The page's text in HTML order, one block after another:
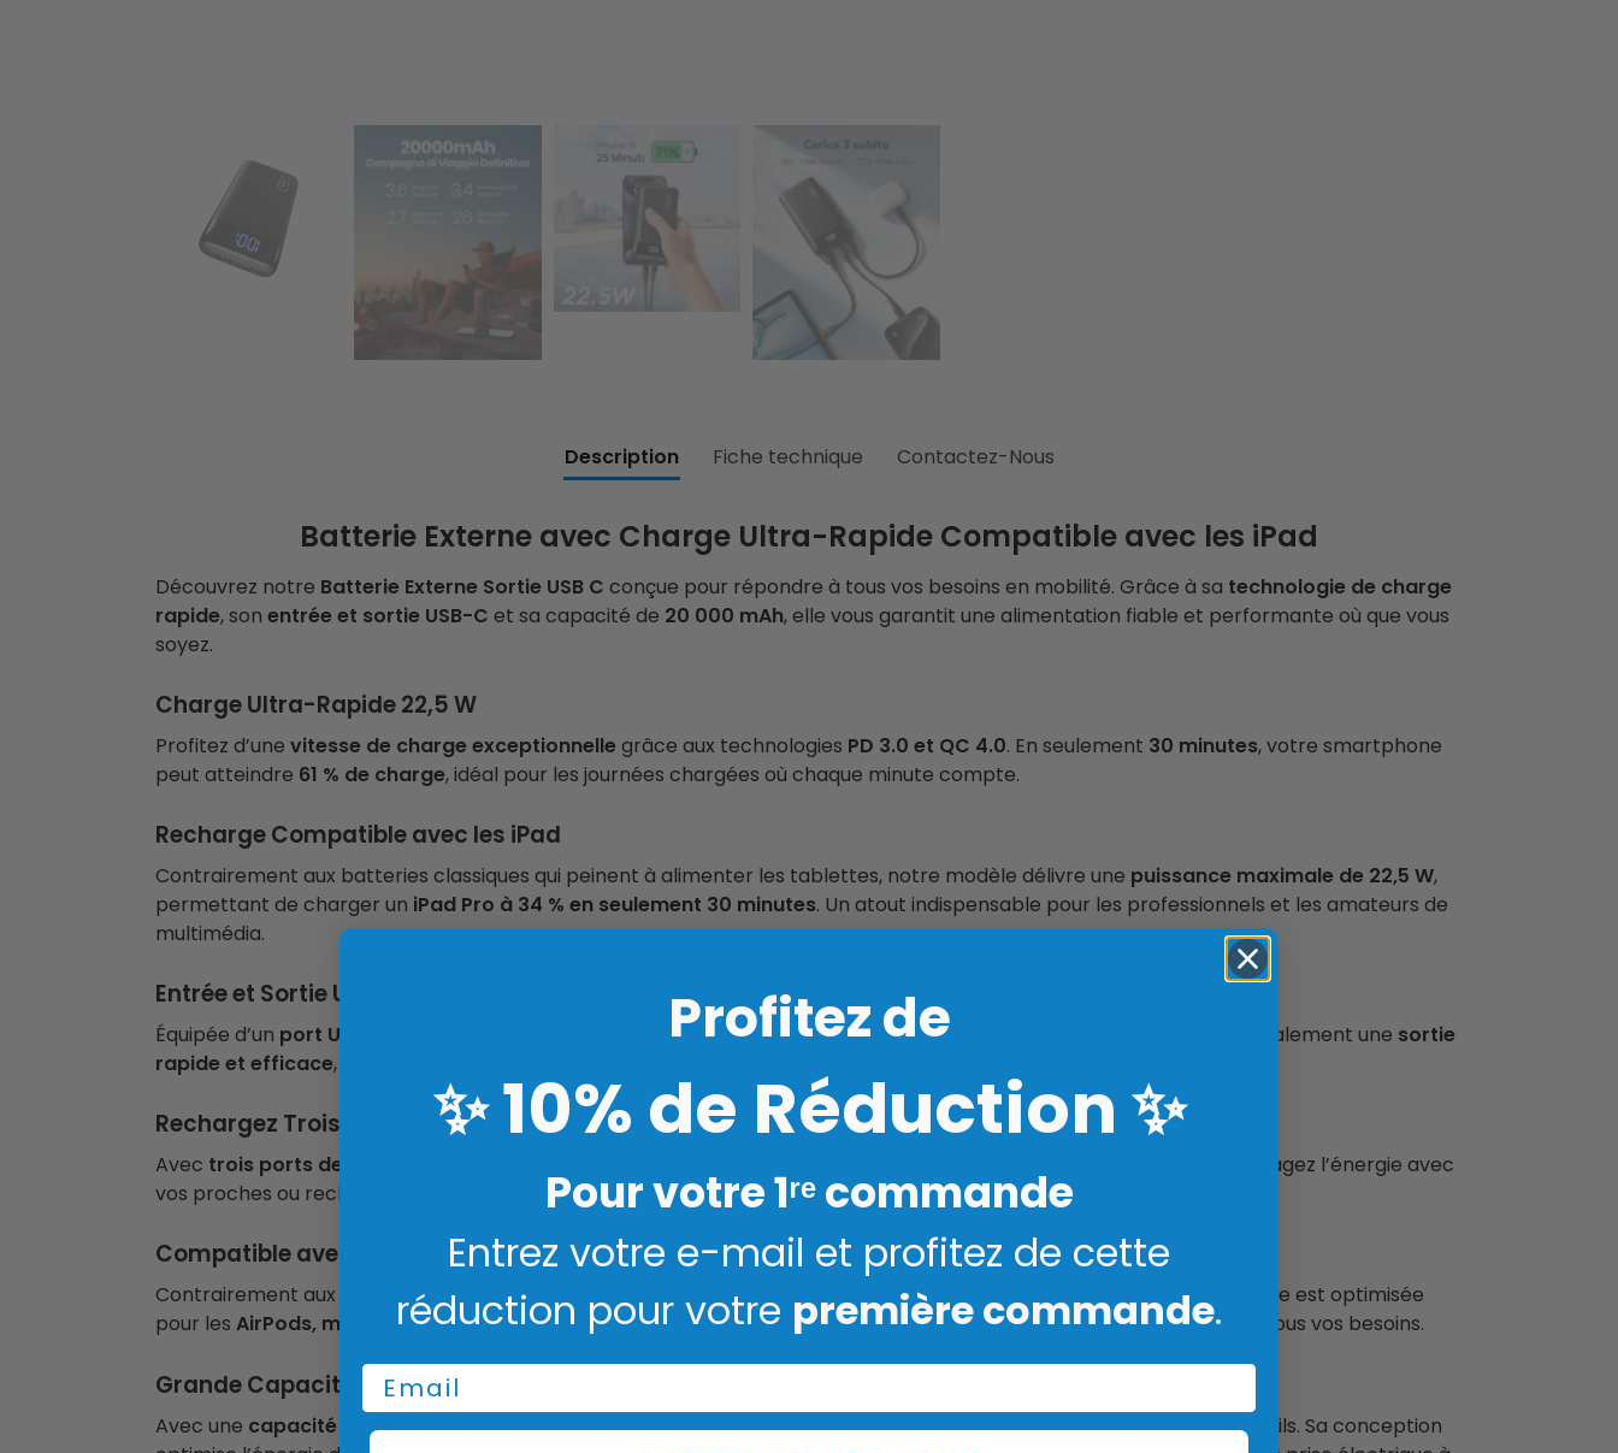
Description Fiche technique Contactez-Nous
Batterie Externe avec Charge Ultra-Rapide Compatible avec les iPad
Découvrez notre Batterie Externe Sortie USB C conçue pour répondre à tous vos besoins en mobilité. Grâce à sa technologie de charge
rapide, son entrée et sortie USB-C et sa capacité de 20 000 mAh, elle vous garantit une alimentation fiable et performante où que vous
soyez.
Charge Ultra-Rapide 22,5 W
Profitez d’une vitesse de charge exceptionnelle grâce aux technologies PD 3.0 et QC 4.0. En seulement 30 minutes, votre smartphone
peut atteindre 61 % de charge, idéal pour les journées chargées où chaque minute compte.
Recharge Compatible avec les iPad
Contrairement aux batteries classiques qui peinent à alimenter les tablettes, notre modèle délivre une puissance maximale de 22,5 W,
permettant de charger un iPad Pro à 34 % en seulement 30 minutes. Un atout indispensable pour les professionnels et les amateurs de
multimédia.
Entrée et Sortie USB-C
Équipée d’un port USB-C bidirectionnel , cette batterie ne se limite pas à une simple entrée de charge. Elle permet également une sortie
rapide et efficace, parfaitement adaptée aux
Rechargez Trois Appareils Simultanément
Avec trois ports de sortie
. Partagez l’énergie avec
vos proches ou rechargez plusieurs équipements simultanément, sans compromis sur la rapidité.
Compatible avec les Petits Appareils
Contrairement aux batteries classiques qui ne prennent pas en charge les objets à faible consommation, notre batterie est optimisée
pour les AirPods, montres connectées, trackers de fitness et écouteurs Bluetooth. Une polyvalence qui s’adapte à tous vos besoins.
Grande Capacité et Autonomie Fiable
Avec une capacité nominale de 20 000 mAh, cette batterie permet plusieurs recharges complètes selon vos appareils. Sa conception
Profitez de
✨10% de Réduction✨
Pour votre 1ʳᵉ commande
Entrez votre e-mail et profitez de cette
réduction pour votre première commande.
Email